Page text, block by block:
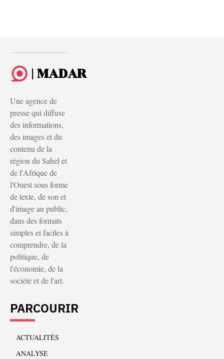
| MADAR
Une agence de
presse qui diffuse
des informations,
des images et du
contenu de la
région du Sahel et
de l'Afrique de
l'Ouest sous forme
de texte, de son et
d'image au public,
dans des formats
simples et faciles à
comprendre, de la
politique, de
l'économie, de la
société et de l'art.
PARCOURIR
ACTUALITÉS
ANALYSE